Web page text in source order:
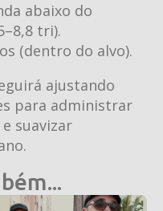
abaixo do
tri).
(dentro do alvo).
ajustando
para administrar
suavizar